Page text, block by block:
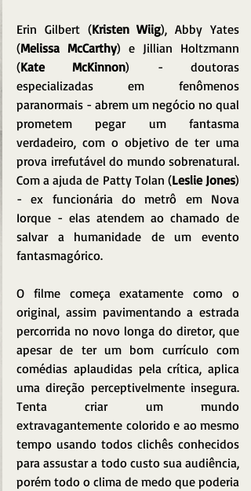
Erin Gilbert (Kristen Wiig), Abby Yates
(Melissa McCarthy) e Jillian Holtzmann
(Kate McKinnon) - doutoras
especializadas em fenômenos
paranormais - abrem um negócio no qual
prometem pegar um fantasma
verdadeiro, com o objetivo de ter uma
prova irrefutável do mundo sobrenatural.
Com a ajuda de Patty Tolan (Leslie Jones)
- ex funcionária do metrô em Nova
Iorque - elas atendem ao chamado de
salvar a humanidade de um evento
fantasmagórico.
O filme começa exatamente como o
original, assim pavimentando a estrada
percorrida no novo longa do diretor, que
apesar de ter um bom currículo com
comédias aplaudidas pela crítica, aplica
uma direção perceptivelmente insegura.
Tenta criar um mundo
extravagantemente colorido e ao mesmo
tempo usando todos clichês conhecidos
para assustar a todo custo sua audiência,
porém todo o clima de medo que poderia